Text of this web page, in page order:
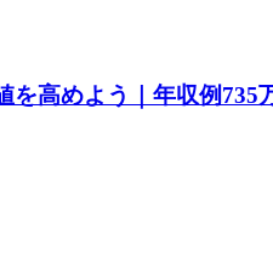
を高めよう｜年収例735